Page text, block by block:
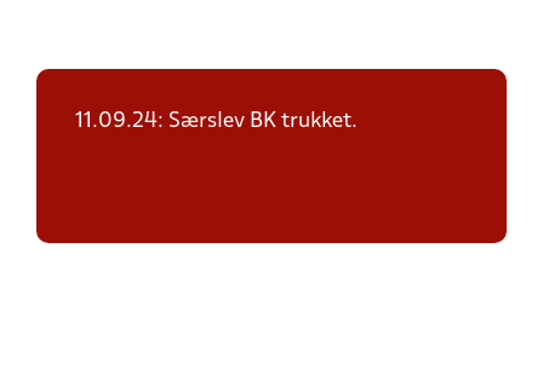
11.09.24: Særslev BK trukket.